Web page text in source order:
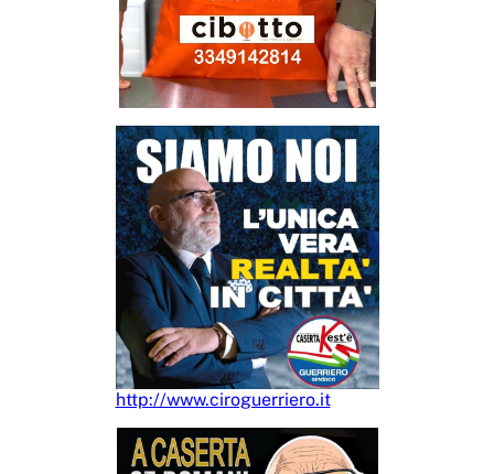
http://www.ciroguerriero.it